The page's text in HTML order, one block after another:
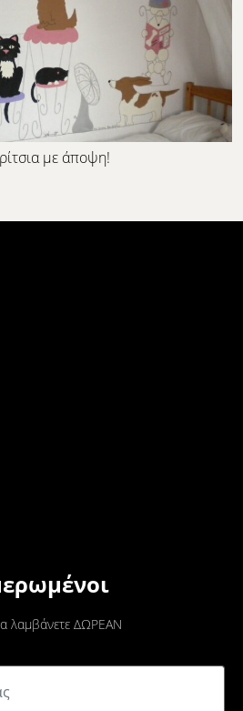
με άποψη!
λαμβάνετε ΔΩΡΕΑΝ